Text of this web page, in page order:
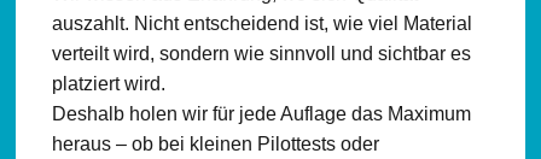
auszahlt. Nicht entscheidend ist, wie viel Material
verteilt wird, sondern wie sinnvoll und sichtbar es
platziert wird.
Deshalb holen wir für jede Auflage das Maximum
heraus – ob bei kleinen Pilottests oder